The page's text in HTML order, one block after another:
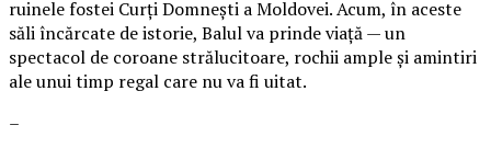
ruinele fostei Curți Domnești a Moldovei. Acum, în aceste
săli încărcate de istorie, Balul va prinde viață — un
spectacol de coroane strălucitoare, rochii ample și amintiri
ale unui timp regal care nu va fi uitat.
–